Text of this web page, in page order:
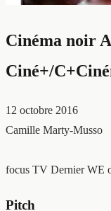
Cinéma noir
Ciné+/
12 octobre 2016
Camille Marty-Musso
focus TV Dernier WE
Pitch